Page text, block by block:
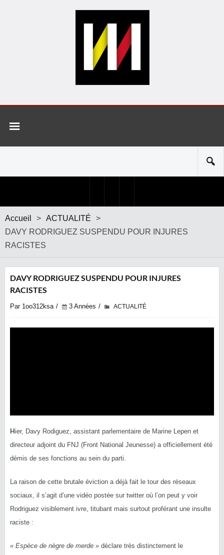
Accueil > ACTUALITÉ
>
DAVY RODRIGUEZ SUSPENDU POUR INJURES
RACISTES
DAVY RODRIGUEZ SUSPENDU POUR INJURES
RACISTES
Par 1oo312ksa 3 Années ACTUALITÉ
Hier, Davy Rodiguez, assistant parlementaire de Marine Lepen et
directeur adjoint du FNJ (Front National Jeunesse) a officiellement été
démis de ses fonctions au sein du parti.
La raison de cette brutale éviction a déjà fait le tour des réseaux
sociaux, il s’agit d’une vidéo postée sur twitter où l’on peut y voir
Rodriguez visiblement ivre, titubant mais surtout proférant une insulte
raciste :
« Espèce de nègre de merde » déclare très distinctement le